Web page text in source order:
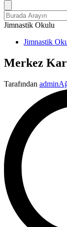
Search
for:
Jimnastik Okulu
YayınlananJimnastik
Merkez
Tarafından admin